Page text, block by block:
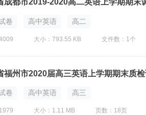
成都市2019-2020高二英语上学期期末
卷 高中英语 高二
大小：793.55 KB 文件数：1个
福州市2020届高三英语上学期期末质
卷 高中英语 高三
大小：1.11 MB 页数：18页